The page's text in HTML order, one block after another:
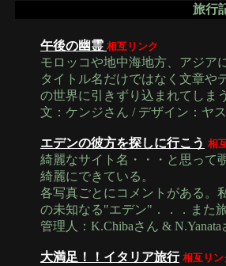
旅行
午後の幽霊 相互リンク
モロッコや地中海地方、アジア
タイトル名だけではなく文章や
の世界に引きずり込まれてしま
文：ケンジさん / デザイン：ヤ
エデンの彼方を探しに行こう 相
綺麗なサイト名・・・と思って
綺麗にできている。
各写真ごとにコメントがある。
の未知なる"エデン"．．．また
管理人：K.Chibaさん & N.Yanata
大満足！！イタリア旅行 相互リン